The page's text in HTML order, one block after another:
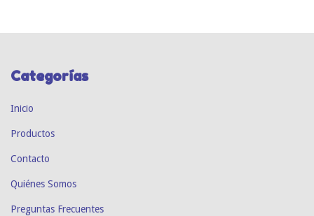
Categorías
Inicio
Productos
Contacto
Quiénes Somos
Preguntas Frecuentes